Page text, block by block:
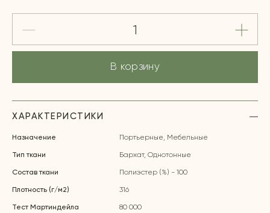
В корзину
ХАРАКТЕРИСТИКИ
Назначение Портьерные, Мебельные
Тип ткани Бархат, Однотонные
Состав ткани Полиэстер (%) - 100
Плотность (г/м2) 316
Тест Мартиндейла 80 000